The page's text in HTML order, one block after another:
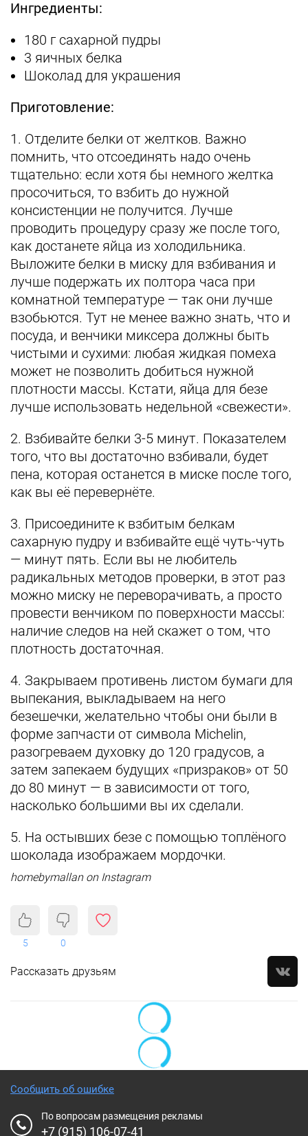
Ингредиенты:
180 г сахарной пудры
3 яичных белка
Шоколад для украшения
Приготовление:
1. Отделите белки от желтков. Важно
помнить, что отсоединять надо очень
тщательно: если хотя бы немного желтка
просочиться, то взбить до нужной
консистенции не получится. Лучше
проводить процедуру сразу же после того,
как достанете яйца из холодильника.
Выложите белки в миску для взбивания и
лучше подержать их полтора часа при
комнатной температуре — так они лучше
взобьются. Тут не менее важно знать, что и
посуда, и венчики миксера должны быть
чистыми и сухими: любая жидкая помеха
может не позволить добиться нужной
плотности массы. Кстати, яйца для безе
лучше использовать недельной «свежести».
2. Взбивайте белки 3-5 минут. Показателем
того, что вы достаточно взбивали, будет
пена, которая останется в миске после того,
как вы её перевернёте.
3. Присоедините к взбитым белкам
сахарную пудру и взбивайте ещё чуть-чуть
— минут пять. Если вы не любитель
радикальных методов проверки, в этот раз
можно миску не переворачивать, а просто
провести венчиком по поверхности массы:
наличие следов на ней скажет о том, что
плотность достаточная.
4. Закрываем противень листом бумаги для
выпекания, выкладываем на него
безешечки, желательно чтобы они были в
форме запчасти от символа Michelin,
разогреваем духовку до 120 градусов, а
затем запекаем будущих «призраков» от 50
до 80 минут — в зависимости от того,
насколько большими вы их сделали.
5. На остывших безе с помощью топлёного
шоколада изображаем мордочки.
homebymallan on Instagram
5 0
Рассказать друзьям
Сообщить об ошибке
По вопросам размещения рекламы
+7 (915) 106-07-41